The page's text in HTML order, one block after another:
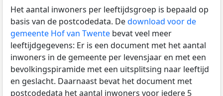
Het aantal inwoners per leeftijdsgroep is bepaald op
basis van de postcodedata. Dedownload voor de
gemeente Hof van Twente bevat veel meer
leeftijdgegevens: Er is een document met het aantal
inwoners in de gemeente per levensjaar en met een
bevolkingspiramide met een uitsplitsing naar leeftijd
en geslacht. Daarnaast bevat het document met
postcodedata het aantal inwoners voor iedere 5